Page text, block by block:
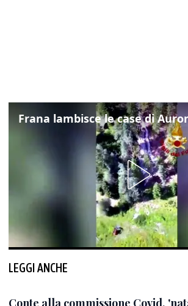
LEGGI ANCHE
Conte alla commissione Covid,